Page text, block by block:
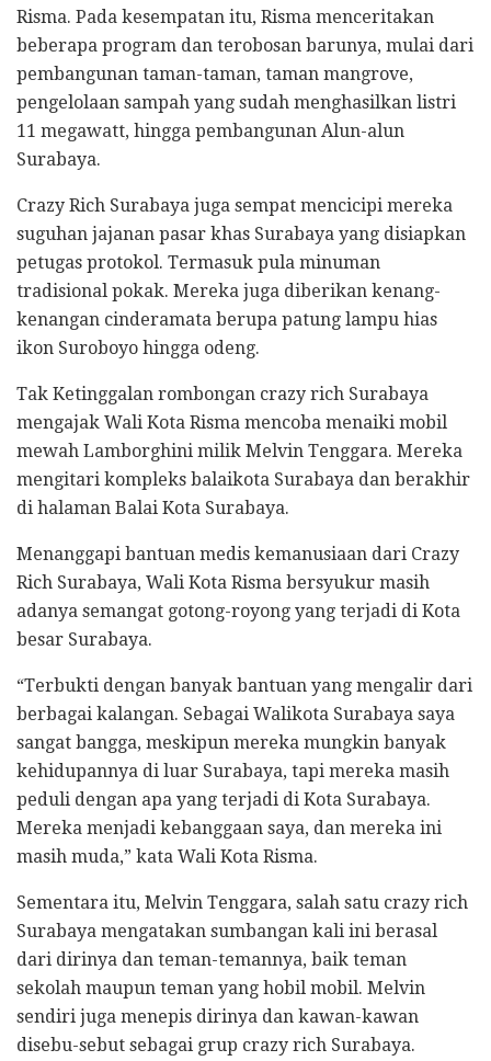
Risma. Pada kesempatan itu, Risma menceritakan
beberapa program dan terobosan barunya, mulai dari
pembangunan taman-taman, taman mangrove,
pengelolaan sampah yang sudah menghasilkan listri
11 megawatt, hingga pembangunan Alun-alun
Surabaya.
Crazy Rich Surabaya juga sempat mencicipi mereka
suguhan jajanan pasar khas Surabaya yang disiapkan
petugas protokol. Termasuk pula minuman
tradisional pokak. Mereka juga diberikan kenang-
kenangan cinderamata berupa patung lampu hias
ikon Suroboyo hingga odeng.
Tak Ketinggalan rombongan crazy rich Surabaya
mengajak Wali Kota Risma mencoba menaiki mobil
mewah Lamborghini milik Melvin Tenggara. Mereka
mengitari kompleks balaikota Surabaya dan berakhir
di halaman Balai Kota Surabaya.
Menanggapi bantuan medis kemanusiaan dari Crazy
Rich Surabaya, Wali Kota Risma bersyukur masih
adanya semangat gotong-royong yang terjadi di Kota
besar Surabaya.
“Terbukti dengan banyak bantuan yang mengalir dari
berbagai kalangan. Sebagai Walikota Surabaya saya
sangat bangga, meskipun mereka mungkin banyak
kehidupannya di luar Surabaya, tapi mereka masih
peduli dengan apa yang terjadi di Kota Surabaya.
Mereka menjadi kebanggaan saya, dan mereka ini
masih muda,” kata Wali Kota Risma.
Sementara itu, Melvin Tenggara, salah satu crazy rich
Surabaya mengatakan sumbangan kali ini berasal
dari dirinya dan teman-temannya, baik teman
sekolah maupun teman yang hobil mobil. Melvin
sendiri juga menepis dirinya dan kawan-kawan
disebu-sebut sebagai grup crazy rich Surabaya.